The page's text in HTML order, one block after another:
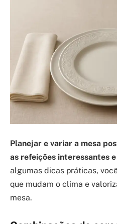
Planejar e variar a mesa
as refeições interessantes
algumas dicas práticas,
que mudam o clima e
mesa.